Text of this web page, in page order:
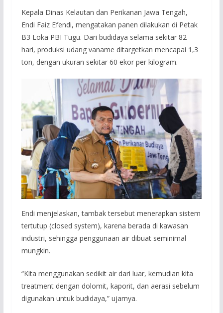
Kepala Dinas Kelautan dan Perikanan Jawa Tengah,
Endi Faiz Efendi, mengatakan panen dilakukan di Petak
B3 Loka PBI Tugu. Dari budidaya selama sekitar 82
hari, produksi udang vaname ditargetkan mencapai 1,3
ton, dengan ukuran sekitar 60 ekor per kilogram.
Endi menjelaskan, tambak tersebut menerapkan sistem
tertutup (closed system), karena berada di kawasan
industri, sehingga penggunaan air dibuat seminimal
mungkin.
“Kita menggunakan sedikit air dari luar, kemudian kita
treatment dengan dolomit, kaporit, dan aerasi sebelum
digunakan untuk budidaya,” ujarnya.